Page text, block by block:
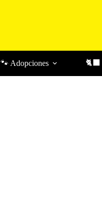
🐾 Adopciones 🐈‍⬛